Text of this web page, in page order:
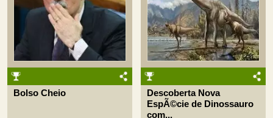
Bolso Cheio
Descoberta Nova
EspÃ©cie de Dinossauro
com...